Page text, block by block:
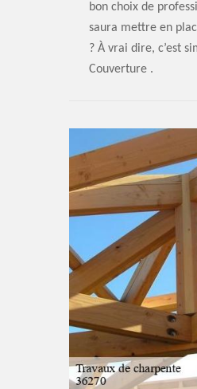
bon choix de
saura mettre en
? À vrai dire, c’est
Couverture .